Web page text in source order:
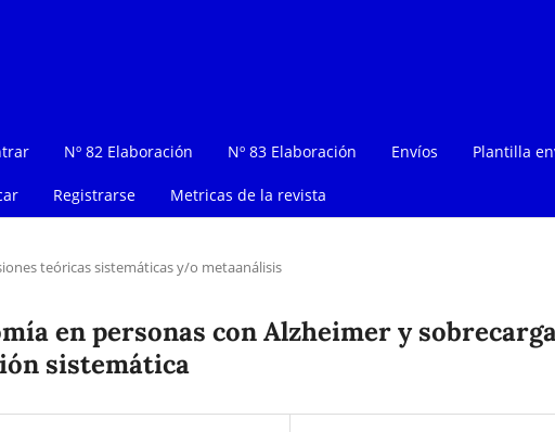
Nº 82 Elaboración Nº 83 Elaboración Envíos Plantilla
Registrarse Metricas de la revista
teóricas sistemáticas y/o metaanálisis
en personas con Alzheimer y
sistemática